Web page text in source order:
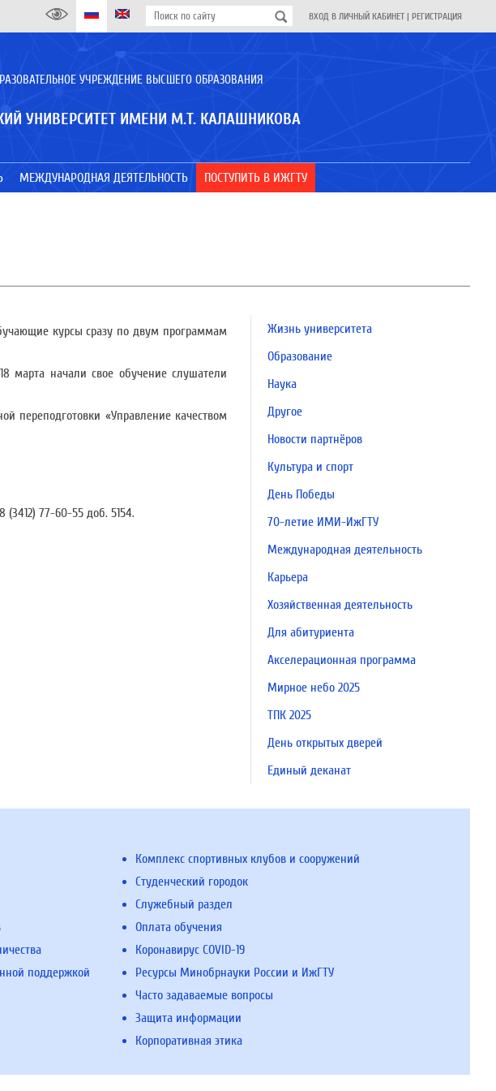
ВХОД В ЛИЧНЫЙ КАБИНЕТ | РЕГИСТРАЦИЯ
УЧРЕЖДЕНИЕ ВЫСШЕГО ОБРАЗОВАНИЯ
УНИВЕРСИТЕТ ИМЕНИ М.Т. КАЛАШНИКОВА
МЕЖДУНАРОДНАЯ ДЕЯТЕЛЬНОСТЬ ПОСТУПИТЬ В ИЖГТУ
курсы сразу по двум программам
марта начали свое обучение слушатели
переподготовки «Управление качеством
77-60-55 доб. 5154.
Жизнь университета
Образование
Наука
Другое
Новости партнёров
Культура и спорт
День Победы
70-летие ИМИ-ИжГТУ
Международная деятельность
Карьера
Хозяйственная деятельность
Для абитуриента
Акселерационная программа
Мирное небо 2025
ТПК 2025
День открытых дверей
Единый деканат
поддержкой
Комплекс спортивных клубов и сооружений
Студенческий городок
Служебный раздел
Оплата обучения
Коронавирус COVID-19
Ресурсы Минобрнауки России и ИжГТУ
Часто задаваемые вопросы
Защита информации
Корпоративная этика